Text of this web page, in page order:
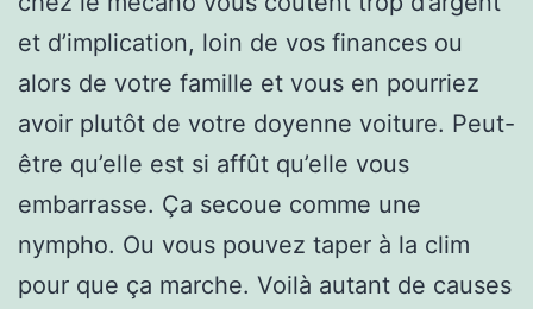
et d’implication, loin de vos finances ou
alors de votre famille et vous en pourriez
avoir plutôt de votre doyenne voiture. Peut-
être qu’elle est si affût qu’elle vous
embarrasse. Ça secoue comme une
nympho. Ou vous pouvez taper à la clim
pour que ça marche. Voilà autant de causes